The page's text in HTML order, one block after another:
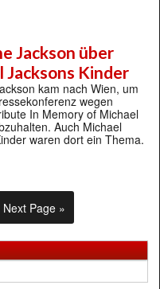
Jackson über
Jacksons Kinder
kam nach Wien, um
wegen
In Memory of Michael
Auch Michael
waren dort ein Thema.
Next Page »